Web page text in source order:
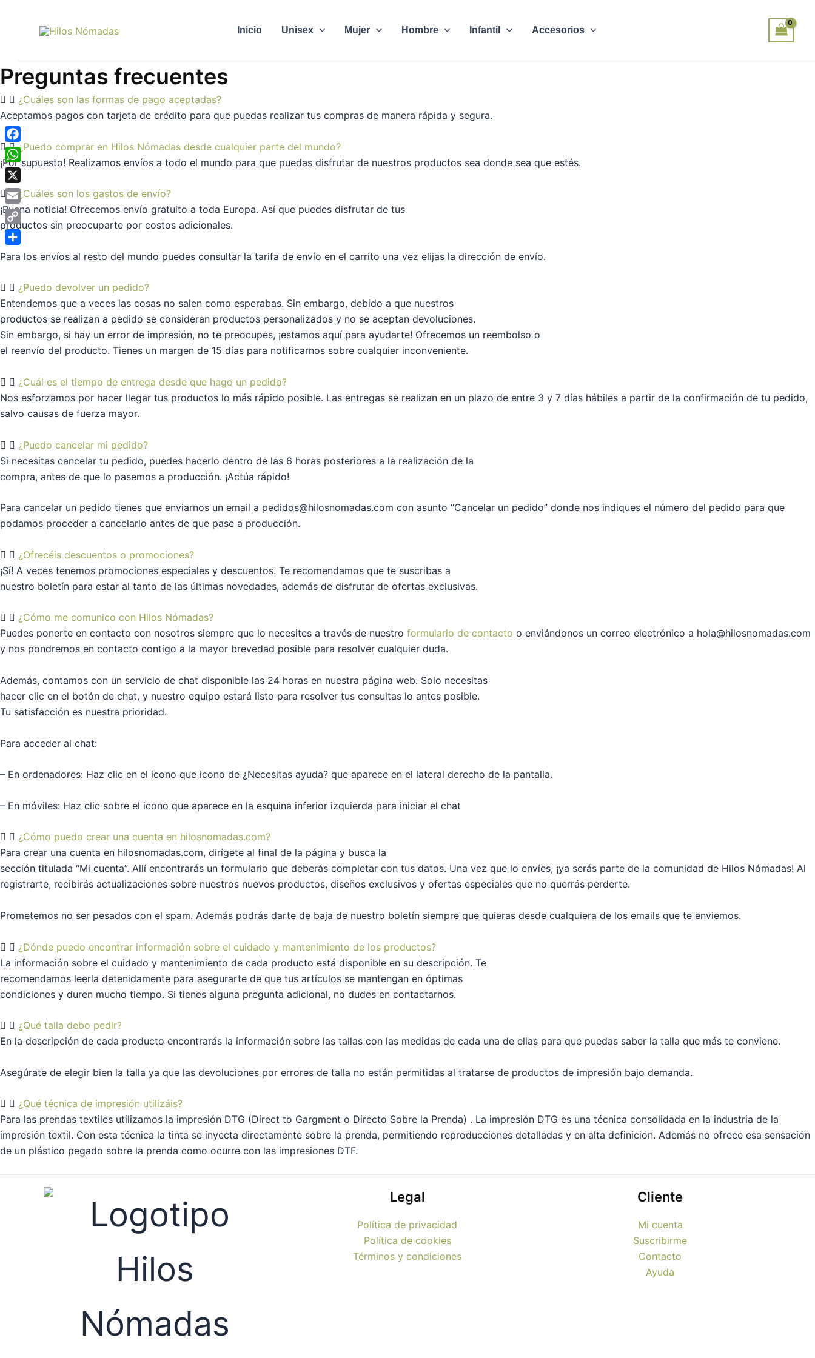
contenido
Inicio Unisex Mujer Hombre Infantil Accesorios
Preguntas frecuentes
¿Cuáles son las formas de pago aceptadas?
Aceptamos pagos con tarjeta de crédito para que puedas realizar tus compras de manera rápida y segura.
¿Puedo comprar en Hilos Nómadas desde cualquier parte del mundo?
¡Por supuesto! Realizamos envíos a todo el mundo para que puedas disfrutar de nuestros productos sea donde sea que estés.
¿Cuáles son los gastos de envío?
¡Buena noticia! Ofrecemos envío gratuito a toda Europa. Así que puedes disfrutar de tus
productos sin preocuparte por costos adicionales.
Para los envíos al resto del mundo puedes consultar la tarifa de envío en el carrito una vez elijas la dirección de envío.
¿Puedo devolver un pedido?
Entendemos que a veces las cosas no salen como esperabas. Sin embargo, debido a que nuestros
productos se realizan a pedido se consideran productos personalizados y no se aceptan devoluciones.
Sin embargo, si hay un error de impresión, no te preocupes, ¡estamos aquí para ayudarte! Ofrecemos un reembolso o
el reenvío del producto. Tienes un margen de 15 días para notificarnos sobre cualquier inconveniente.
¿Cuál es el tiempo de entrega desde que hago un pedido?
Nos esforzamos por hacer llegar tus productos lo más rápido posible. Las entregas se realizan en un plazo de entre 3 y 7 días hábiles a partir de la confirmación de tu pedido,
salvo causas de fuerza mayor.
¿Puedo cancelar mi pedido?
Si necesitas cancelar tu pedido, puedes hacerlo dentro de las 6 horas posteriores a la realización de la
compra, antes de que lo pasemos a producción. ¡Actúa rápido!
Para cancelar un pedido tienes que enviarnos un email a pedidos@hilosnomadas.com con asunto “Cancelar un pedido” donde nos indiques el número del pedido para que
podamos proceder a cancelarlo antes de que pase a producción.
¿Ofrecéis descuentos o promociones?
¡Sí! A veces tenemos promociones especiales y descuentos. Te recomendamos que te suscribas a
nuestro boletín para estar al tanto de las últimas novedades, además de disfrutar de ofertas exclusivas.
¿Cómo me comunico con Hilos Nómadas?
Puedes ponerte en contacto con nosotros siempre que lo necesites a través de nuestro formulario de contacto o enviándonos un correo electrónico a hola@hilosnomadas.com
y nos pondremos en contacto contigo a la mayor brevedad posible para resolver cualquier duda.
Además, contamos con un servicio de chat disponible las 24 horas en nuestra página web. Solo necesitas
hacer clic en el botón de chat, y nuestro equipo estará listo para resolver tus consultas lo antes posible.
Tu satisfacción es nuestra prioridad.
Para acceder al chat:
– En ordenadores: Haz clic en el icono que icono de ¿Necesitas ayuda? que aparece en el lateral derecho de la pantalla.
– En móviles: Haz clic sobre el icono que aparece en la esquina inferior izquierda para iniciar el chat
¿Cómo puedo crear una cuenta en hilosnomadas.com?
Para crear una cuenta en hilosnomadas.com, dirígete al final de la página y busca la
sección titulada “Mi cuenta”. Allí encontrarás un formulario que deberás completar con tus datos. Una vez que lo envíes, ¡ya serás parte de la comunidad de Hilos Nómadas! Al
registrarte, recibirás actualizaciones sobre nuestros nuevos productos, diseños exclusivos y ofertas especiales que no querrás perderte.
Prometemos no ser pesados con el spam. Además podrás darte de baja de nuestro boletín siempre que quieras desde cualquiera de los emails que te enviemos.
¿Dónde puedo encontrar información sobre el cuidado y mantenimiento de los productos?
La información sobre el cuidado y mantenimiento de cada producto está disponible en su descripción. Te
recomendamos leerla detenidamente para asegurarte de que tus artículos se mantengan en óptimas
condiciones y duren mucho tiempo. Si tienes alguna pregunta adicional, no dudes en contactarnos.
¿Qué talla debo pedir?
En la descripción de cada producto encontrarás la información sobre las tallas con las medidas de cada una de ellas para que puedas saber la talla que más te conviene.
Asegúrate de elegir bien la talla ya que las devoluciones por errores de talla no están permitidas al tratarse de productos de impresión bajo demanda.
¿Qué técnica de impresión utilizáis?
Para las prendas textiles utilizamos la impresión DTG (Direct to Gargment o Directo Sobre la Prenda) . La impresión DTG es una técnica consolidada en la industria de la
impresión textil. Con esta técnica la tinta se inyecta directamente sobre la prenda, permitiendo reproducciones detalladas y en alta definición. Además no ofrece esa sensación
de un plástico pegado sobre la prenda como ocurre con las impresiones DTF.
Legal
Política de privacidad
Política de cookies
Términos y condiciones
Cliente
Mi cuenta
Suscribirme
Contacto
Ayuda
Facebook
WhatsApp
X
Email
Copy
Link
Compartir